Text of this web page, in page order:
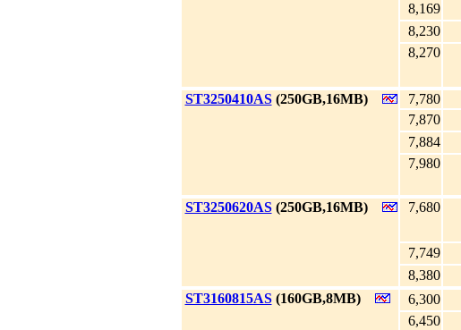
8,169
8,230
8,270
ST3250410AS(250GB,16MB) 7,780
7,870
7,884
7,980
ST3250620AS(250GB,16MB) 7,680
7,749
8,380
ST3160815AS(160GB,8MB) 6,300
6,450